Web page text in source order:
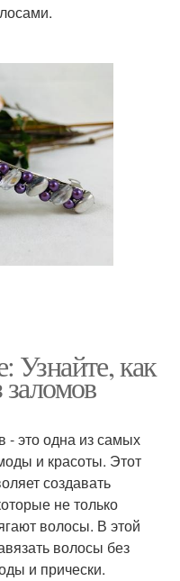
Узнайте, как
заломов
- это одна из самых
и красоты. Этот
создавать
не только
волосы. В этой
волосы без
и прически.